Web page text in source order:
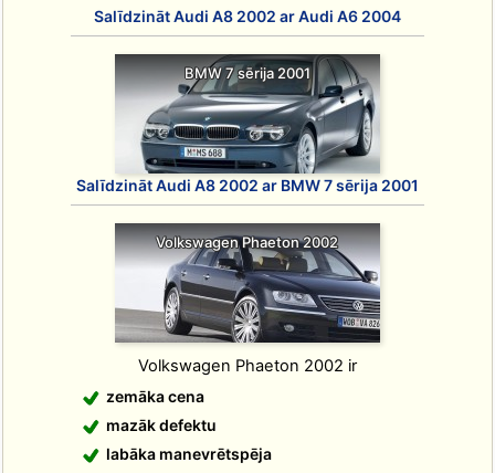
Salīdzināt Audi A8 2002 ar Audi A6 2004
BMW 7 sērija 2001
Salīdzināt Audi A8 2002 ar BMW 7 sērija 2001
Volkswagen Phaeton 2002
Volkswagen Phaeton 2002 ir
zemāka cena
mazāk defektu
labāka manevrētspēja